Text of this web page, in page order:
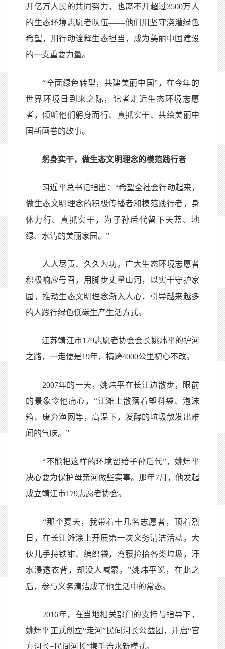
开亿万人民的共同努力，也离不开超过3500万人
的生态环境志愿者队伍——他们用坚守浇灌绿色
希望，用行动诠释生态担当，成为美丽中国建设
的一支重要力量。
“全面绿色转型，共建美丽中国”，在今年的
世界环境日到来之际，记者走近生态环境志愿
者，倾听他们躬身而行、真抓实干、共绘美丽中
国新画卷的故事。
躬身实干，做生态文明理念的模范践行者
习近平总书记指出：“希望全社会行动起来，
做生态文明理念的积极传播者和模范践行者，身
体力行、真抓实干，为子孙后代留下天蓝、地
绿、水清的美丽家园。”
人人尽责、久久为功。广大生态环境志愿者
积极响应号召，用脚步丈量山河，以实干守护家
园，推动生态文明理念渐入人心，引导越来越多
的人践行绿色低碳生产生活方式。
江苏靖江市179志愿者协会会长姚炜平的护河
之路，一走便是19年，横跨4000公里初心不改。
2007年的一天，姚炜平在长江边散步，眼前
的景象令他痛心，“江滩上散落着塑料袋、泡沫
箱、废弃渔网等，高温下，发酵的垃圾散发出难
闻的气味。”
“不能把这样的环境留给子孙后代”，姚炜平
决心要为保护母亲河做些实事。那年7月，他发起
成立靖江市179志愿者协会。
“那个夏天，我带着十几名志愿者，顶着烈
日，在长江滩涂上开展第一次义务清洁活动。大
伙儿手持铁钳、编织袋，弯腰捡拾各类垃圾，汗
水浸透衣背，却没人喊累。”姚炜平说，在此之
后，参与义务清洁成了他生活中的常态。
2016年，在当地相关部门的支持与指导下，
姚炜平正式创立“走河”民间河长公益团，开启“官
方河长+民间河长”携手治水新模式。